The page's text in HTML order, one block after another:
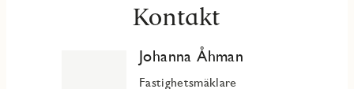
Kontakt
Johanna Åhman
Fastighetsmäklare